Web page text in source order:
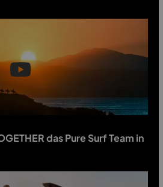
das Pure Surf Team in